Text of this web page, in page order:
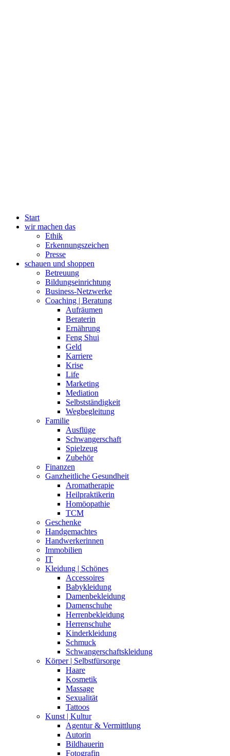
Start
wir machen das
Ethik
Erkennungszeichen
Presse
schauen und shoppen
Betreuung
Bildungseinrichtung
Business-Netzwerke
Coaching | Beratung
Aufräumen
Beraterin
Ernährung
Feng Shui
Geld
Karriere
Krise
Life
Marketing
Mediation
Selbstständigkeit
Wegbegleitung
Familie
Ausflüge
Schwangerschaft
Spielzeug
Zubehör
Finanzen
Ganzheitliche Gesundheit
Aromatherapie
Heilpraktikerin
Homöopathie
TCM
Geschenke
Handgemachtes
Handwerkerinnen
Immobilien
IT
Kleidung | Schönes
Accessoires
Babykleidung
Damenbekleidung
Damenschuhe
Herrenbekleidung
Herrenschuhe
Kinderkleidung
Schmuck
Schwangerschaftskleidung
Körper | Selbstfürsorge
Haare
Kosmetik
Massage
Sexualität
Tattoos
Kunst | Kultur
Agentur & Vermittlung
Autorin
Bildhauerin
Fotografin